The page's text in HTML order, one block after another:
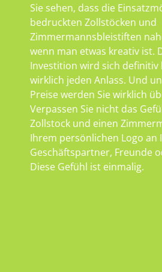
Sie sehen, dass die
bedruckten Zollstöcken und
Zimmermannsbleistiften
wenn man etwas kreativ ist.
Investition wird sich definitiv
wirklich jeden Anlass. Und
Preise werden Sie wirklich
Verpassen Sie nicht das
Zollstock und einen
Ihrem persönlichen Logo an
Geschäftspartner, Freunde
Diese Gefühl ist einmalig.